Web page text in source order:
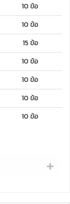
10 ข้อ
10 ข้อ
15 ข้อ
10 ข้อ
10 ข้อ
10 ข้อ
10 ข้อ